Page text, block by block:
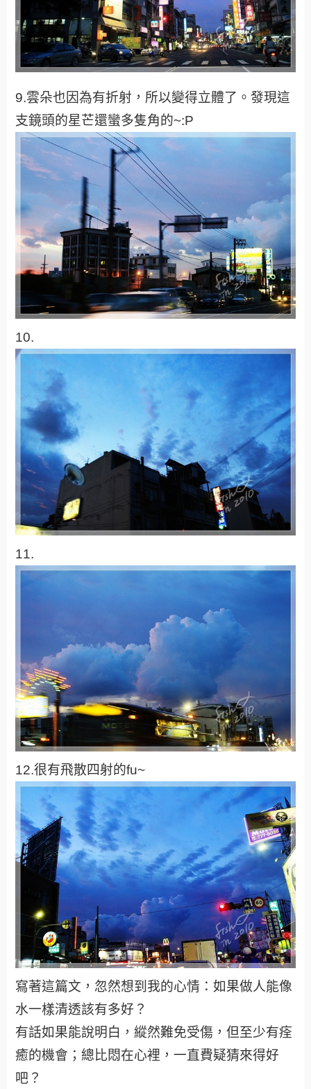
9.雲朵也因為有折射，所以變得立體了。發現這
支鏡頭的星芒還蠻多隻角的~:P
10.
11.
12.很有飛散四射的fu~
寫著這篇文，忽然想到我的心情：如果做人能像
水一樣清透該有多好？
有話如果能說明白，縱然難免受傷，但至少有痊
癒的機會；總比悶在心裡，一直費疑猜來得好
吧？